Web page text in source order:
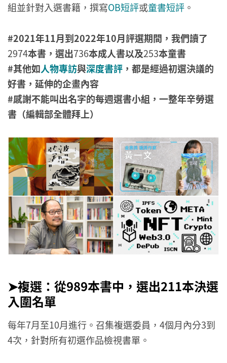
組並針對入選書籍，撰寫OB短評或童書短評 。
#2021年11月到2022年10月評選期間，我們讀了
2974本書，選出736本成人書以及253本童書
#其他如人物專訪與深度書評 ，都是經過初選決議的
好書，延伸的企畫內容
#感謝不能叫出名字的每週選書小組，一整年辛勞選
書（編輯部全體拜上）
➤複選：從989本書中，選出211本決選
入圍名單
每年7月至10月進行。召集複選委員，4個月內分3到
4次，針對所有初選作品檢視書單。